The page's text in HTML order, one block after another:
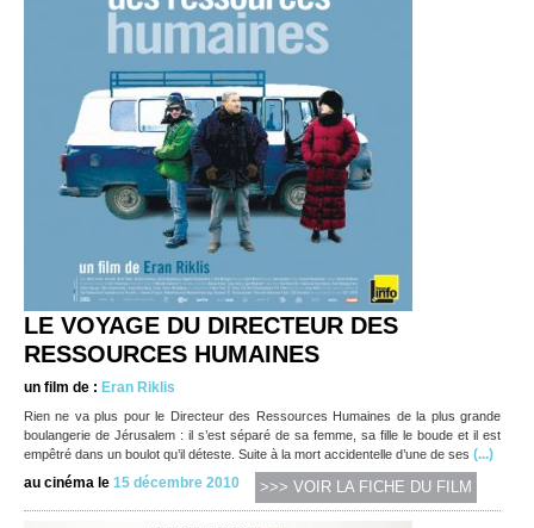
LE VOYAGE DU DIRECTEUR DES
RESSOURCES HUMAINES
un film de : Eran Riklis
Rien ne va plus pour le Directeur des Ressources Humaines de la plus grande
boulangerie de Jérusalem : il s’est séparé de sa femme, sa fille le boude et il est
empêtré dans un boulot qu’il déteste. Suite à la mort accidentelle d’une de ses (...)
au cinéma le 15 décembre 2010 >>> VOIR LA FICHE DU FILM